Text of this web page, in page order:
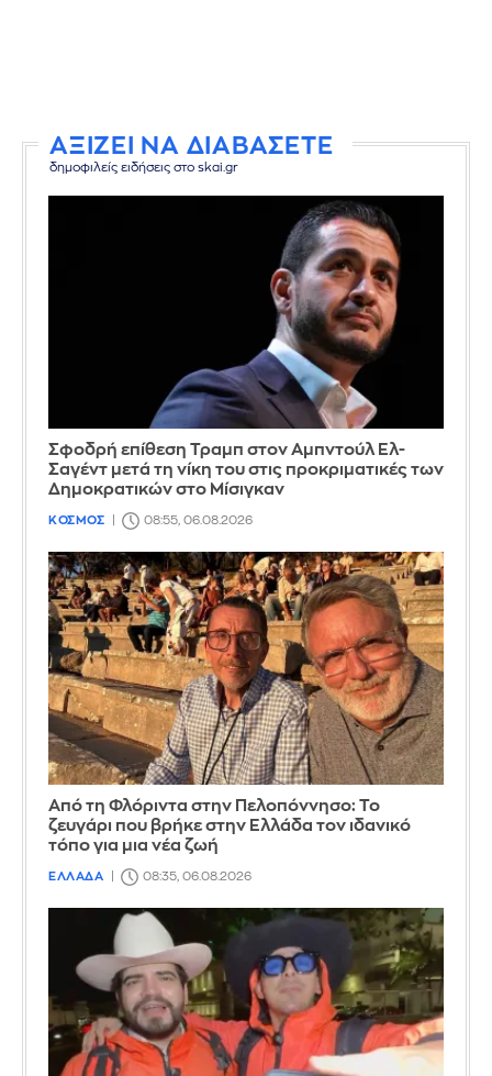
ΑΞΙΖΕΙ ΝΑ ΔΙΑΒΑΣΕΤΕ
δημοφιλείς ειδήσεις στο skai.gr
Σφοδρή επίθεση Τραμπ στον Αμπντούλ Ελ-
Σαγέντ μετά τη νίκη του στις προκριματικές των
Δημοκρατικών στο Μίσιγκαν
ΚΟΣΜΟΣ 08:55, 06.08.2026
Από τη Φλόριντα στην Πελοπόννησο: Το
ζευγάρι που βρήκε στην Ελλάδα τον ιδανικό
τόπο για μια νέα ζωή
ΕΛΛΑΔΑ 08:35, 06.08.2026